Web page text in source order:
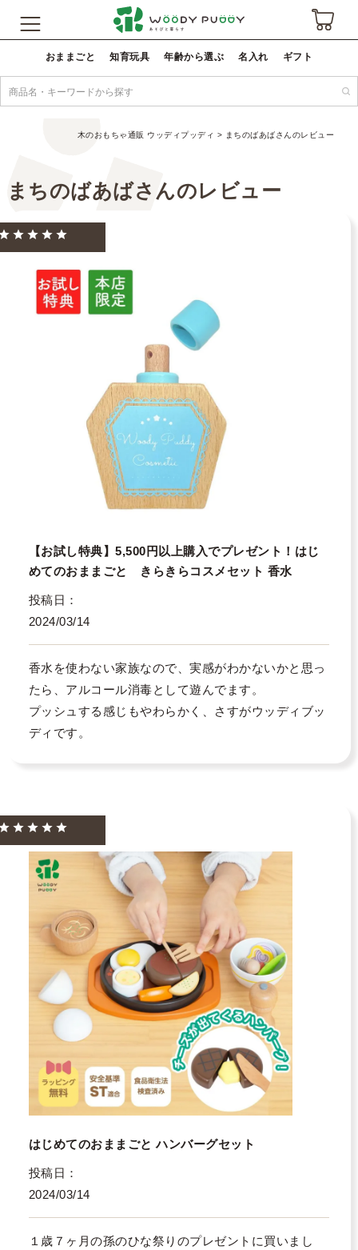
おままごと 知育玩具 年齢から選ぶ 名入れ ギフト
木のおもちゃ通販 ウッディプッディ まちのばあばさんのレビュー
まちのばあばさんのレビュー
【お試し特典】5,500円以上購入でプレゼント！はじ
めてのおままごと きらきらコスメセット 香水
投稿日
2024/03/14
香水を使わない家族なので、実感がわかないかと思っ
たら、アルコール消毒として遊んでます。
プッシュする感じもやわらかく、さすがウッディブッ
ディです。
はじめてのおままごと ハンバーグセット
投稿日
2024/03/14
１歳７ヶ月の孫のひな祭りのプレゼントに買いまし